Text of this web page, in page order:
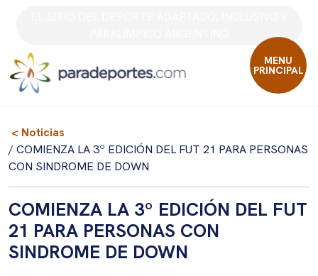
MENU
PRINCIPAL
< Noticias
/ COMIENZA LA 3º EDICIÓN DEL FUT 21 PARA PERSONAS
CON SINDROME DE DOWN
COMIENZA LA 3º EDICIÓN DEL FUT
21 PARA PERSONAS CON
SINDROME DE DOWN